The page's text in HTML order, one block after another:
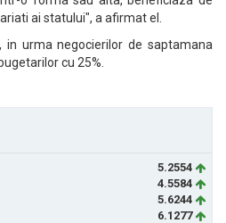
ai statului", a afirmat el.
in urma negocierilor de saptamana
cu 25%.
5.2554
4.5584
5.6244
6.1277